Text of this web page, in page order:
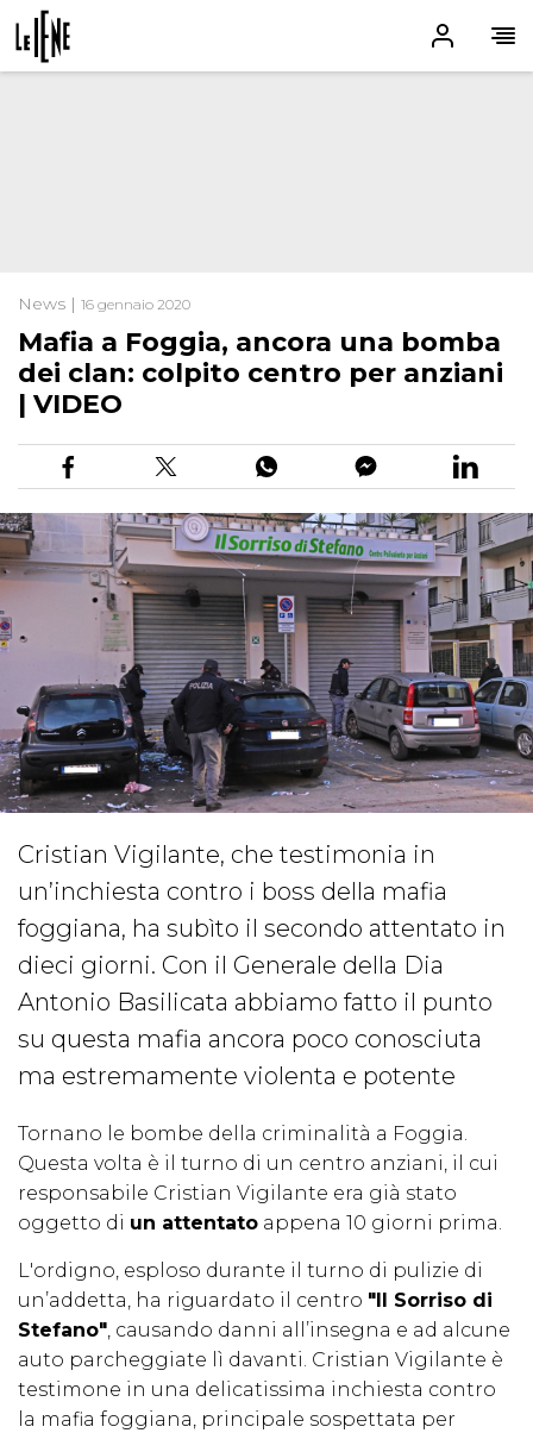
News | 16 gennaio 2020
Mafia a Foggia, ancora una bomba
dei clan: colpito centro per anziani
| VIDEO
Cristian Vigilante, che testimonia in
un’inchiesta contro i boss della mafia
foggiana, ha subìto il secondo attentato in
dieci giorni. Con il Generale della Dia
Antonio Basilicata abbiamo fatto il punto
su questa mafia ancora poco conosciuta
ma estremamente violenta e potente
Tornano le bombe della criminalità a Foggia.
Questa volta è il turno di un centro anziani, il cui
responsabile Cristian Vigilante era già stato
oggetto di un attentato appena 10 giorni prima.
L'ordigno, esploso durante il turno di pulizie di
un’addetta, ha riguardato il centro "Il Sorriso di
Stefano", causando danni all’insegna e ad alcune
auto parcheggiate lì davanti. Cristian Vigilante è
testimone in una delicatissima inchiesta contro
la mafia foggiana, principale sospettata per